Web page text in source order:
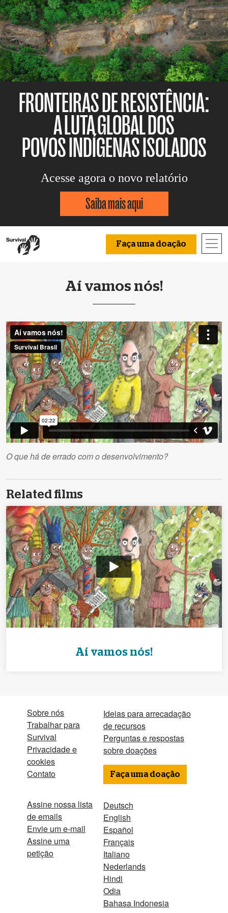
FRONTEIRAS DE RESISTÊNCIA:
A LUTA GLOBAL DOS
POVOS INDÍGENAS ISOLADOS
Acesse agora o novo relatório
Saiba mais aqui
Faça uma doação
Aí vamos nós!
O que há de errado com o desenvolvimento?
Related films
Aí vamos nós!
Sobre nós
Trabalhar para
Survival
Privacidade e
cookies
Contato
Assine nossa lista
de emails
Envie um e-mail
Assine uma
petição
Ideias para arrecadação
de recursos
Perguntas e respostas
sobre doações
Faça uma doação
Deutsch
English
Español
Français
Italiano
Nederlands
Hindi
Odia
Bahasa Indonesia